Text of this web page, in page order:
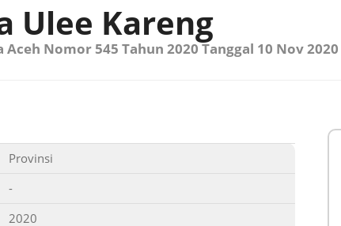
Ulee Kareng
Aceh Nomor 545 Tahun 2020 Tanggal 10 Nov 2020
Provinsi
-
2020